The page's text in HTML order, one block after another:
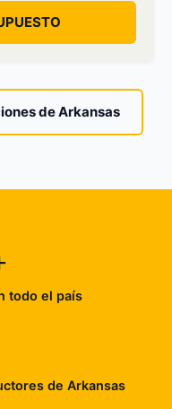
de Arkansas
todo el país
de Arkansas